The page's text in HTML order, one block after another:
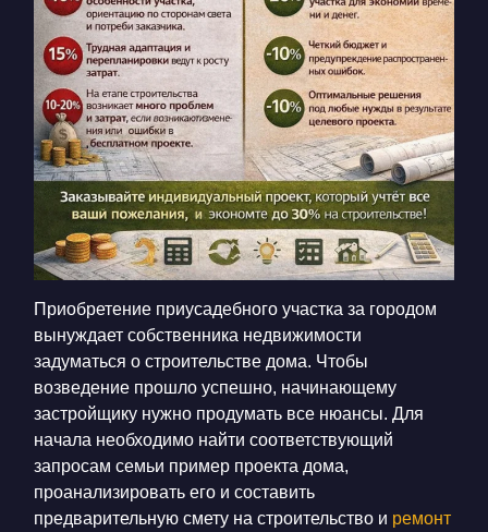
Приобретение приусадебного участка за городом
вынуждает собственника недвижимости
задуматься о строительстве дома. Чтобы
возведение прошло успешно, начинающему
застройщику нужно продумать все нюансы. Для
начала необходимо найти соответствующий
запросам семьи пример проекта дома,
проанализировать его и составить
предварительную смету на строительство и ремонт